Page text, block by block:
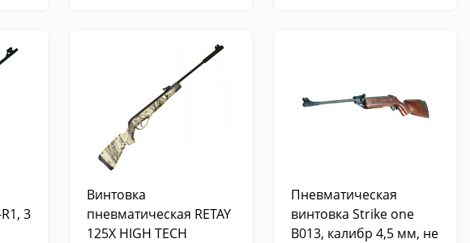
3
Винтовка
пневматическая RETAY
125X HIGH TECH
Пневматическая
винтовка Strike one
B013, калибр 4,5 мм, не